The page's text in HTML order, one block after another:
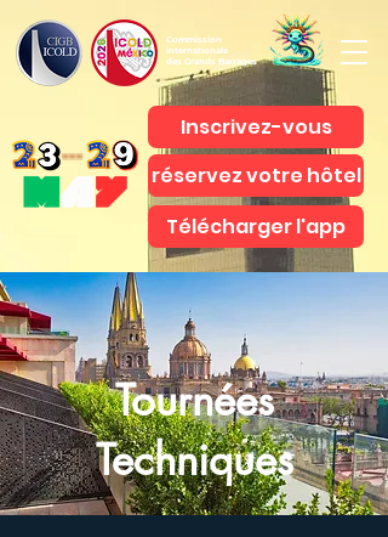
Commission
internationale
des Grands Barrages
Inscrivez-vous
réservez votre hôtel
Télécharger l'app
Tournées
Techniques